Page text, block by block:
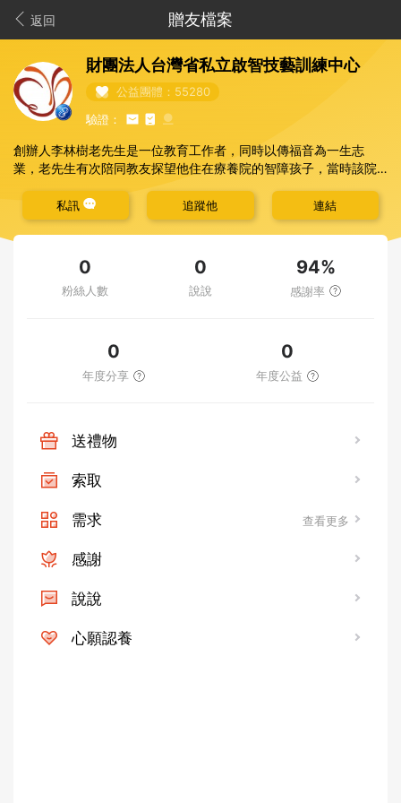
返回 贈友檔案
財團法人台灣省私立啟智技藝訓練中心
公益團體：55280
驗證：
創辦人李林樹老先生是一位教育工作者，同時以傳福音為一生志
業，老先生有次陪同教友探望他住在療養院的智障孩子，當時該院
神，深深烙印在老先生心裡，於是決定將原本家族在中壢育英路開
設的幼稚園園區，轉變為收容成年智障者的家園，雖面臨家族反
對，仍堅持照顧弱小的事工。老先生於2011年回歸天家，他的事工
已由下一代及專業同工傳承下來，繼續實踐耶穌的愛。
私訊 追蹤他 連結
0
粉絲人數
0
說說
94%
感謝率
0
年度分享
0
年度公益
送禮物
索取
需求 查看更多
感謝
說說
心願認養